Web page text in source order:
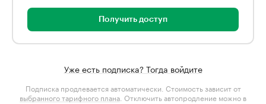
Получить доступ
Уже есть подписка? Тогда войдите
Подписка продлевается автоматически. Стоимость зависит от
выбранного тарифного плана . Отключить автопродление можно в